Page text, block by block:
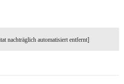
nachträglich automatisiert entfernt]